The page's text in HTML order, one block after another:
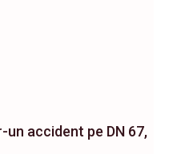
accident pe DN 67,